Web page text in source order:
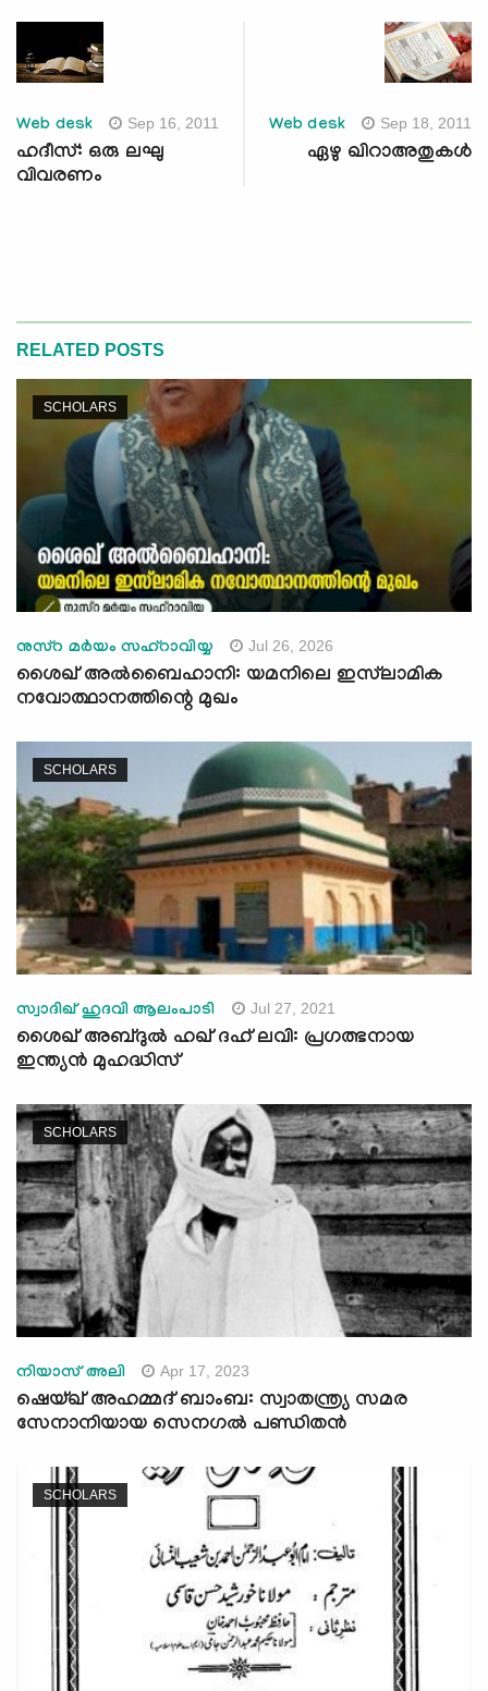
Web desk Sep 16, 2011
ഹദീസ്: ഒരു ലഘു
വിവരണം
Web desk Sep 18, 2011
ഏഴു ഖിറാഅതുകള്‍
RELATED POSTS
SCHOLARS
നുസ്റ മർയം സഹ്റാവിയ്യ Jul 26, 2026
ശൈഖ് അൽബൈഹാനി: യമനിലെ ഇസ്‍ലാമിക
നവോത്ഥാനത്തിന്റെ മുഖം
SCHOLARS
സ്വാദിഖ് ഹുദവി ആലംപാടി Jul 27, 2021
ശൈഖ് അബ്ദുൽ ഹഖ് ദഹ് ലവി: പ്രഗത്ഭനായ
ഇന്ത്യൻ മുഹദ്ധിസ്
SCHOLARS
നിയാസ് അലി Apr 17, 2023
ഷെയ്ഖ് അഹമ്മദ് ബാംബ: സ്വാതന്ത്ര്യ സമര
സേനാനിയായ സെനഗൽ പണ്ഡിതന്‍
SCHOLARS